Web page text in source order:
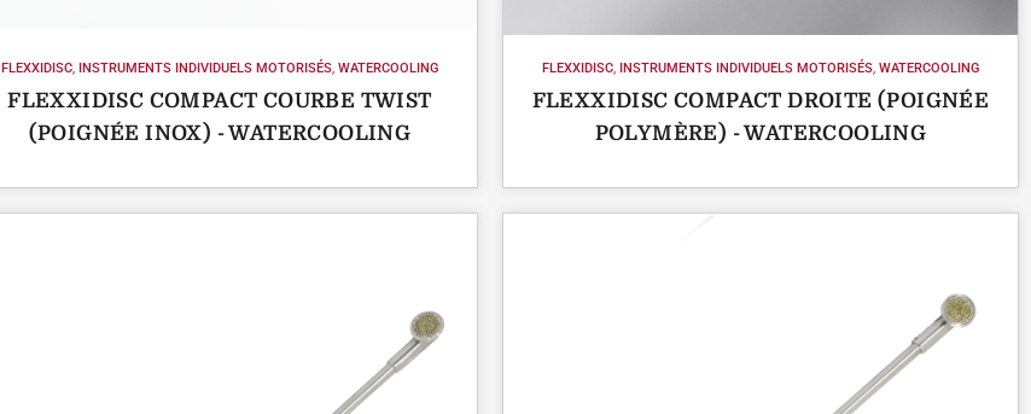
FLEXXIDISC, INSTRUMENTS INDIVIDUELS MOTORISÉS, WATERCOOLING
FLEXXIDISC COMPACT COURBE TWIST
(POIGNÉE INOX) - WATERCOOLING
FLEXXIDISC, INSTRUMENTS INDIVIDUELS MOTORISÉS, WATERCOOLING
FLEXXIDISC COMPACT DROITE (POIGNÉE
POLYMÈRE) - WATERCOOLING